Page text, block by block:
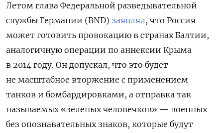
Летом глава Федеральной разведывательной
службы Германии (BND) заявлял, что Россия
может готовить провокацию в странах Балтии,
аналогичную операции по аннексии Крыма
в 2014 году. Он допускал, что это будет
не масштабное вторжение с применением
танков и бомбардировками, а отправка так
называемых «зеленых человечков» — военных
без опознавательных знаков, которые будут